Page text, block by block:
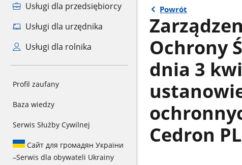
Usługi dla przedsiębiorcy
Usługi dla urzędnika
Usługi dla rolnika
Profil zaufany
Baza wiedzy
Serwis Służby Cywilnej
Сайт для громадян України
–Serwis dla obywateli Ukrainy
Powrót
Ochrony
dnia 3
Cedron